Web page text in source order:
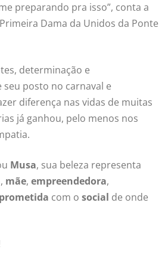
preparando pra isso”, conta a
Dama da Unidos da Ponte
determinação e
posto no carnaval e
diferença nas vidas de muitas
já ganhou, pelo menos nos
Musa, sua beleza representa
, mãe, empreendedora,
com o social de onde